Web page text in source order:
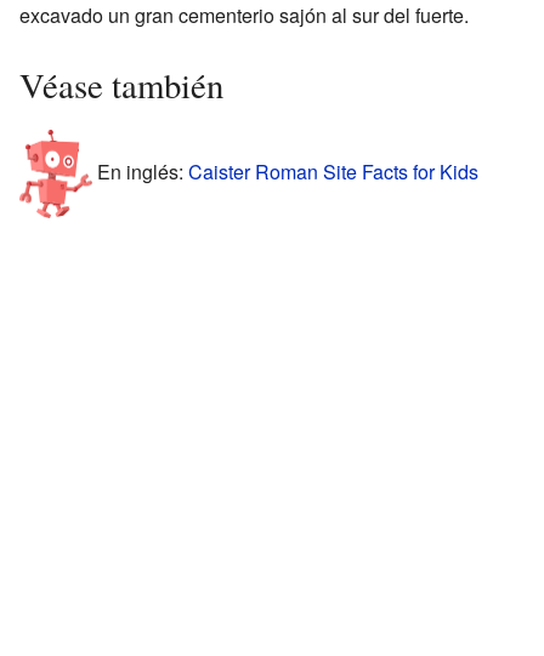
excavado un gran cementerio sajón al sur del fuerte.
Véase también
En inglés: Caister Roman Site Facts for Kids